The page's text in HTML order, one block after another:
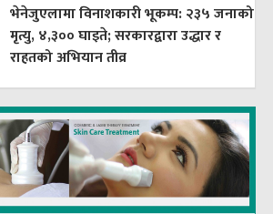
भेनेजुएलामा विनाशकारी भूकम्प: २३५ जनाको
मृत्यु, ४,३०० घाइते; सरकारद्वारा उद्धार र
राहतको अभियान तीव्र